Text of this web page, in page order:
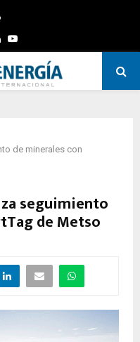
LinkedinYoutube
de minerales con
seguimiento
de Metso